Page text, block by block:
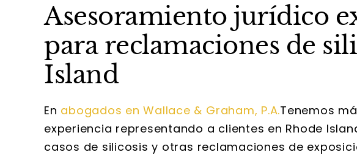
Asesoramiento jurídico
para reclamaciones de
Island
En abogados en Wallace & Graham, P.A.Tenemos
experiencia representando a clientes en Rhode
casos de silicosis y otras reclamaciones de